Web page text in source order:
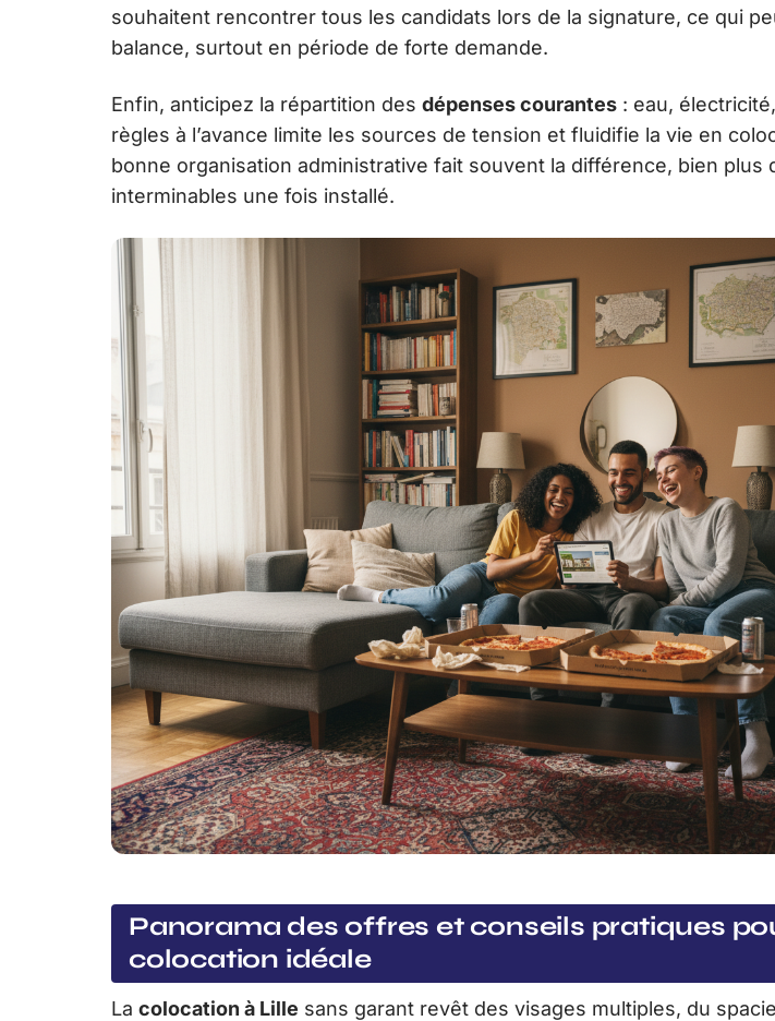
souhaitent rencontrer tous les candidats lors de la signature, ce qui
balance, surtout en période de forte demande.
Enfin, anticipez la répartition des dépenses courantes : eau,
règles à l’avance limite les sources de tension et fluidifie la vie en
bonne organisation administrative fait souvent la différence, bien plus
interminables une fois installé.
Panorama des offres et conseils pratiques
colocation idéale
La colocation à Lille sans garant revêt des visages multiples, du